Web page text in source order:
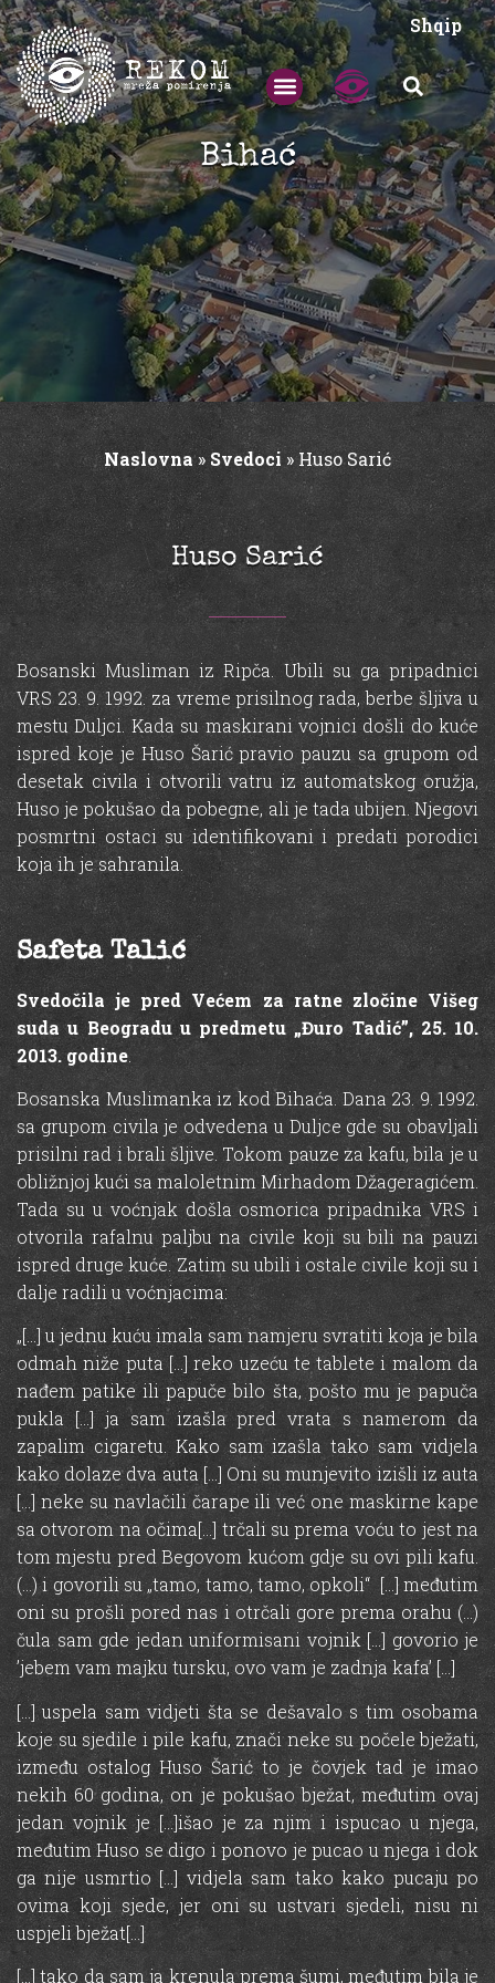
Shqip
Bihać
Naslovna»Svedoci » Huso Sarić
Huso Sarić
Bosanski Musliman iz Ripča. Ubili su ga pripadnici
VRS 23. 9. 1992. za vreme prisilnog rada, berbe šljiva u
mestu Duljci. Kada su maskirani vojnici došli do kuće
ispred koje je Huso Šarić pravio pauzu sa grupom od
desetak civila i otvorili vatru iz automatskog oružja,
Huso je pokušao da pobegne, ali je tada ubijen. Njegovi
posmrtni ostaci su identifikovani i predati porodici
koja ih je sahranila.
Safeta Talić
Svedočila je pred Većem za ratne zločine Višeg
suda u Beogradu u predmetu „Đuro Tadić”, 25. 10.
2013. godine.
Bosanska Muslimanka iz kod Bihaća. Dana 23. 9. 1992.
sa grupom civila je odvedena u Duljce gde su obavljali
prisilni rad i brali šljive. Tokom pauze za kafu, bila je u
obližnjoj kući sa maloletnim Mirhadom Džageragićem.
Tada su u voćnjak došla osmorica pripadnika VRS i
otvorila rafalnu paljbu na civile koji su bili na pauzi
ispred druge kuće. Zatim su ubili i ostale civile koji su i
dalje radili u voćnjacima:
„[…] u jednu kuću imala sam namjeru svratiti koja je bila
odmah niže puta […] reko uzeću te tablete i malom da
nađem patike ili papuče bilo šta, pošto mu je papuča
pukla […] ja sam izašla pred vrata s namerom da
zapalim cigaretu. Kako sam izašla tako sam vidjela
kako dolaze dva auta […] Oni su munjevito izišli iz auta
[…] neke su navlačili čarape ili već one maskirne kape
sa otvorom na očima[…] trčali su prema voću to jest na
tom mjestu pred Begovom kućom gdje su ovi pili kafu.
(…) i govorili su „tamo, tamo, tamo, opkoli“ […] međutim
oni su prošli pored nas i otrčali gore prema orahu (…)
čula sam gde jedan uniformisani vojnik […] govorio je
’jebem vam majku tursku, ovo vam je zadnja kafa’ […]
[…] uspela sam vidjeti šta se dešavalo s tim osobama
koje su sjedile i pile kafu, znači neke su počele bježati,
između ostalog Huso Šarić to je čovjek tad je imao
nekih 60 godina, on je pokušao bježat, međutim ovaj
jedan vojnik je […]išao je za njim i ispucao u njega,
međutim Huso se digo i ponovo je pucao u njega i dok
ga nije usmrtio […] vidjela sam tako kako pucaju po
ovima koji sjede, jer oni su ustvari sjedeli, nisu ni
uspjeli bježat[…]
[…] tako da sam ja krenula prema šumi, međutim bila je